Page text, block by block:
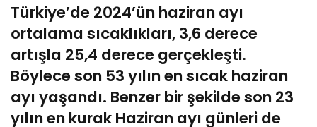
Türkiye’de 2024’ün haziran ayı
ortalama sıcaklıkları, 3,6 derece
artışla 25,4 derece gerçekleşti.
Böylece son 53 yılın en sıcak haziran
ayı yaşandı. Benzer bir şekilde son 23
yılın en kurak Haziran ayı günleri de